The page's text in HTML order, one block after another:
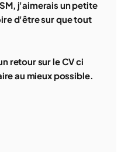
j'aimerais un petite
d'être sur que tout
retour sur le CV ci
au mieux possible.